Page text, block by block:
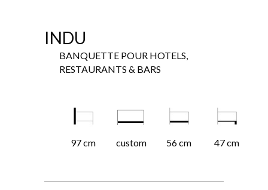
INDU
BANQUETTE POUR HOTELS,
RESTAURANTS & BARS
97 cm custom 56 cm 47 cm